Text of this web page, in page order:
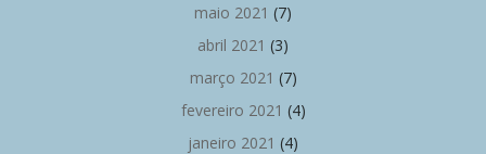
maio 2021 (7)
abril 2021 (3)
março 2021 (7)
fevereiro 2021 (4)
janeiro 2021 (4)